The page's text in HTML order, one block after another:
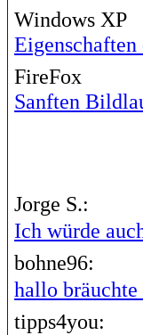
Windows XP
Eigenschaften
FireFox
Sanften
Jorge S.:
Ich würde
bohne96:
hallo
tipps4you: